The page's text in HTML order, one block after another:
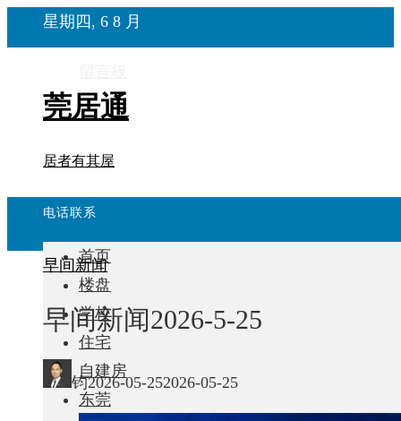
星期四, 6 8 月
莞居通
居者有其屋
电话联系
首页
楼盘
学校
住宅
自建房
东莞
早间新闻
早间新闻2026-5-25
钧2026-05-252026-05-25